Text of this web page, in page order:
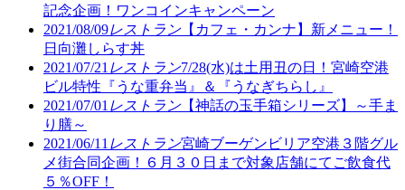
記念企画！ワンコインキャンペーン
2021/08/09レストラン【カフェ・カンナ】新メニュー！
日向灘しらす丼
2021/07/21 レストラン7/28(水)は土用丑の日！宮崎空港
ビル特性『うな重弁当』＆『うなぎちらし』
2021/07/01 レストラン【神話の玉手箱シリーズ】～手ま
り膳～
2021/06/11 レストラン宮崎ブーゲンビリア空港３階グル
メ街合同企画！６月３０日まで対象店舗にてご飲食代
５％OFF！